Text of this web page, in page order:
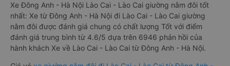
Xe Đông Anh - Hà Nội Lào Cai - Lào Cai giường nằm đôi tốt
nhất: Xe từ Đông Anh - Hà Nội đi Lào Cai - Lào Cai giường
nằm đôi được đánh giá chung có chất lượng Tốt với điểm
đánh giá trung bình từ 4.6/5 dựa trên 6946 phản hồi của
hành khách Xe về Lào Cai - Lào Cai từ Đông Anh - Hà Nội.